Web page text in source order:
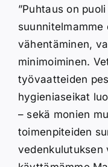
”Puhtaus on
suunnitelmamme
vähentäminen,
minimoiminen.
työvaatteiden
hygieniaseikat
– sekä monien
toimenpiteiden
vedenkulutuksen